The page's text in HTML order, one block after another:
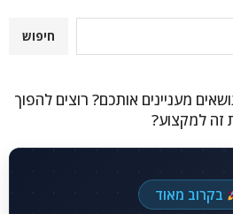
חיפוש
מעניינים אותכם? רוצים להפוך
זה למקצוע?
בקרוב מאוד